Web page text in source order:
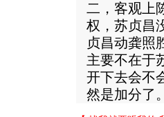
二，客观上
权，苏贞昌
贞昌动龚照
主要不在于
开下去会不
然是加分了